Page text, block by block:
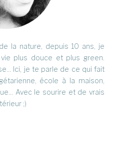
la nature, depuis 10 ans, je
plus douce et plus green.
Ici, je te parle de ce qui fait
école à la maison,
Avec le sourire et de vrais
;)